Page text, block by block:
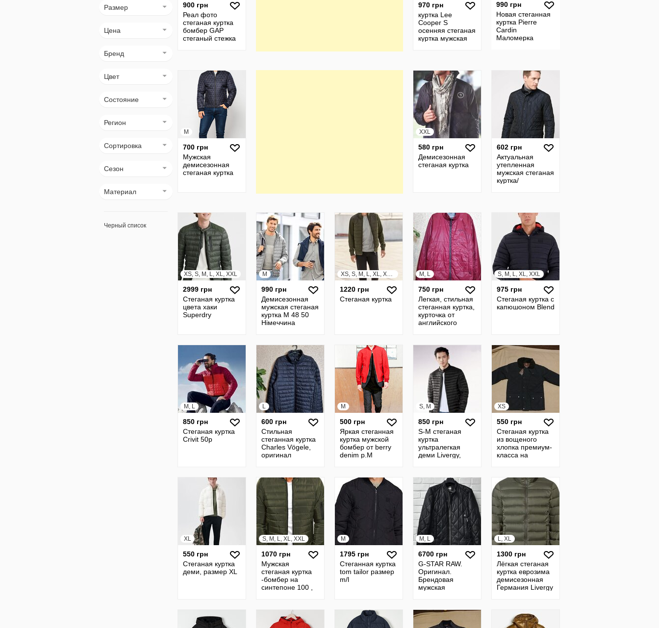
Размер
Цена
Бренд
Цвет
Состояние
Регион
Сортировка
Сезон
Материал
Черный список
900 грн
Реал фото
стеганая куртка
бомбер GAP
стеганый стежка
970 грн
куртка Lee
Cooper S
осенняя стеганая
куртка мужская
990 грн
Новая стеганная
куртка Pierre
Cardin
Маломерка
M
700 грн
Мужская
демисезонная
стеганая куртка
XXL
580 грн
Демисезонная
стеганая куртка
602 грн
Актуальная
утепленная
мужская стеганая
куртка/
XS, S, M, L, XL, XXL
2999 грн
Стеганая куртка
цвета хаки
Superdry
M
990 грн
Демисезонная
мужская стеганая
куртка М 48 50
Німеччина
XS, S, M, L, XL, XXL, XXXL
1220 грн
Стеганая куртка
M, L
750 грн
Легкая, стильная
стеганная куртка,
курточка от
английского
S, M, L, XL, XXL
975 грн
Стеганая куртка с
капюшоном Blend
M, L
850 грн
Стеганая куртка
Crivit 50р
L
600 грн
Стильная
стеганная куртка
Charles Vögele,
оригинал
M
500 грн
Яркая стеганная
куртка мужской
бомбер от berry
denim р.М
S, M
850 грн
S-M стеганая
куртка
ультралегкая
деми Livergy,
XS
550 грн
Стеганая куртка
из вощеного
хлопка премиум-
класса на
Cedar XS р.
XL
550 грн
Стеганая куртка
деми, размер XL
S, M, L, XL, XXL
1070 грн
Мужская
стеганая куртка
-бомбер на
синтепоне 100 ,
M
1795 грн
Стеганная куртка
tom tailor размер
m/l
M, L
6700 грн
G-STAR RAW.
Оригинал.
Брендовая
мужская
L, XL
1300 грн
Лёгкая стеганая
куртка еврозима
демисезонная
Германия Livergy